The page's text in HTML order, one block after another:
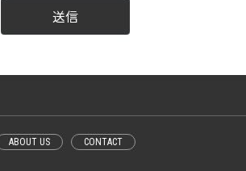
ABOUT US CONTACT